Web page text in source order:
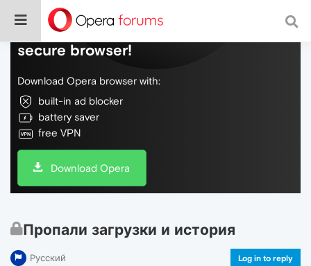
Do more on the web, with a fast and
secure browser!
Download Opera browser with:
built-in ad blocker
battery saver
free VPN
Download Opera
Пропали загрузки и история
Русский Log in to reply